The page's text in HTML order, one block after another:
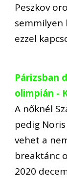
Peszkov
ezzel
Párizsban
olimpián -
A nőknél
pedig
vehet a
breaktánc
2020